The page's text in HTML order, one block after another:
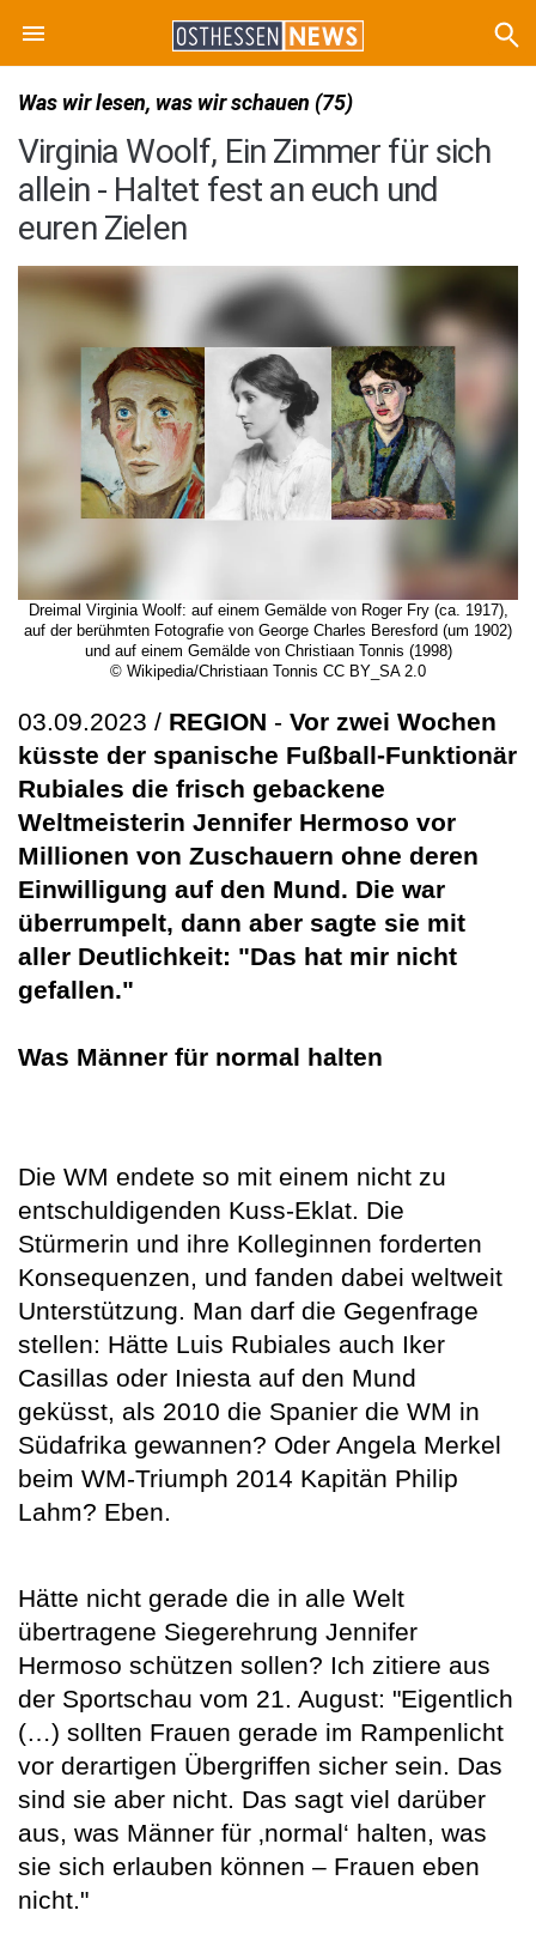
Was wir lesen, was wir schauen (75)
Virginia Woolf, Ein Zimmer für sich
allein - Haltet fest an euch und
euren Zielen
Dreimal Virginia Woolf: auf einem Gemälde von Roger Fry (ca. 1917),
auf der berühmten Fotografie von George Charles Beresford (um 1902)
und auf einem Gemälde von Christiaan Tonnis (1998)
© Wikipedia/Christiaan Tonnis CC BY_SA 2.0
03.09.2023 / REGION - Vor zwei Wochen
küsste der spanische Fußball-Funktionär
Rubiales die frisch gebackene
Weltmeisterin Jennifer Hermoso vor
Millionen von Zuschauern ohne deren
Einwilligung auf den Mund. Die war
überrumpelt, dann aber sagte sie mit
aller Deutlichkeit: "Das hat mir nicht
gefallen."
Was Männer für normal halten
Die WM endete so mit einem nicht zu
entschuldigenden Kuss-Eklat. Die
Stürmerin und ihre Kolleginnen forderten
Konsequenzen, und fanden dabei weltweit
Unterstützung. Man darf die Gegenfrage
stellen: Hätte Luis Rubiales auch Iker
Casillas oder Iniesta auf den Mund
geküsst, als 2010 die Spanier die WM in
Südafrika gewannen? Oder Angela Merkel
beim WM-Triumph 2014 Kapitän Philip
Lahm? Eben.
Hätte nicht gerade die in alle Welt
übertragene Siegerehrung Jennifer
Hermoso schützen sollen? Ich zitiere aus
der Sportschau vom 21. August: "Eigentlich
(…) sollten Frauen gerade im Rampenlicht
vor derartigen Übergriffen sicher sein. Das
sind sie aber nicht. Das sagt viel darüber
aus, was Männer für ‚normal‘ halten, was
sie sich erlauben können – Frauen eben
nicht."